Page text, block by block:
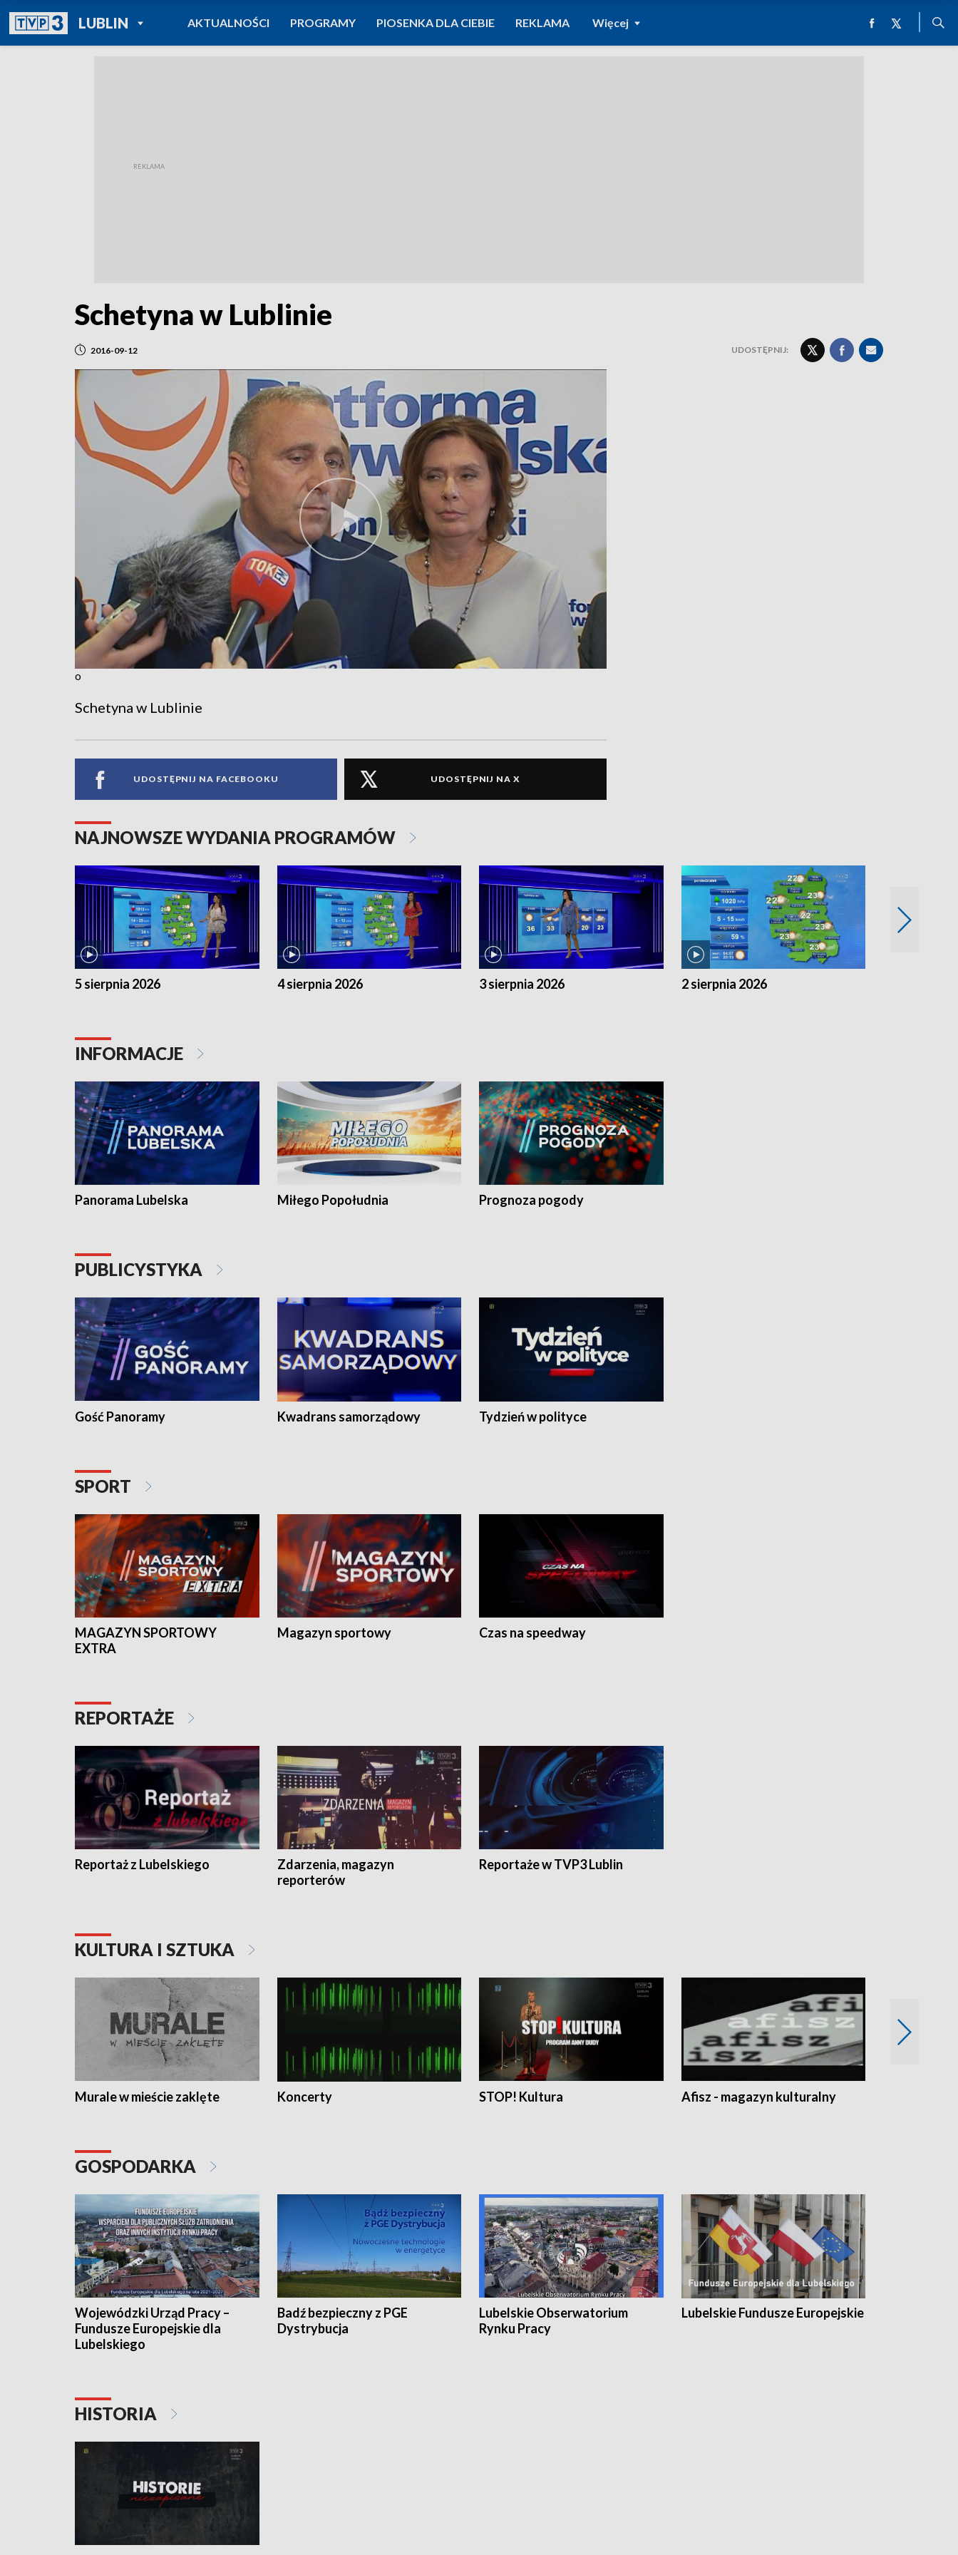
LUBLINPOWRÓT DO
TVP REGIONY
AKTUALNOŚCI PROGRAMY PIOSENKA DLA CIEBIE REKLAMA Więcej
Schetyna w Lublinie
2016-09-12 UDOSTĘPNIJ:
o
Schetyna w Lublinie
UDOSTĘPNIJ NA FACEBOOKU UDOSTĘPNIJ NA X
NAJNOWSZE WYDANIA PROGRAMÓW
5 sierpnia 2026 4 sierpnia 2026 3 sierpnia 2026 2 sierpnia 2026
INFORMACJE
Panorama Lubelska Miłego Popołudnia Prognoza pogody
PUBLICYSTYKA
Gość Panoramy Kwadrans samorządowy Tydzień w polityce
SPORT
MAGAZYN SPORTOWY
EXTRA
Magazyn sportowy Czas na speedway
REPORTAŻE
Reportaż z Lubelskiego
Zdarzenia, magazyn
reporterów
Reportaże w TVP3 Lublin
KULTURA I SZTUKA
Murale w mieście zaklęte Koncerty STOP! Kultura Afisz - magazyn kulturalny
GOSPODARKA
Wojewódzki Urząd Pracy –
Fundusze Europejskie dla
Lubelskiego
Badź bezpieczny z PGE
Dystrybucja
Lubelskie Obserwatorium
Rynku Pracy
Lubelskie Fundusze Europejskie
HISTORIA